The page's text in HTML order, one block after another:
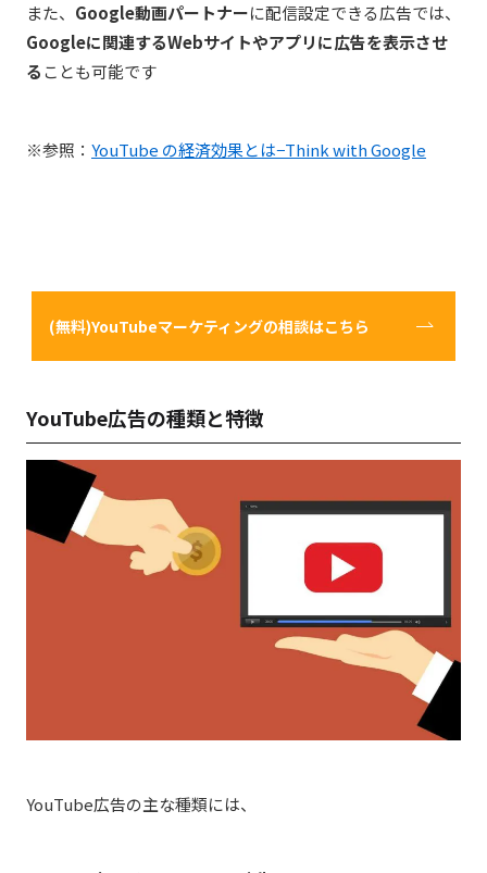
また、 Google動画パートナーに配信設定できる広告では、
Googleに関連するWebサイトやアプリに広告を表示させ
ることも可能です
※参照： YouTube の経済効果とは−Think with Google
(無料)YouTubeマーケティングの相談はこちら
YouTube広告の種類と特徴
YouTube広告の主な種類には、